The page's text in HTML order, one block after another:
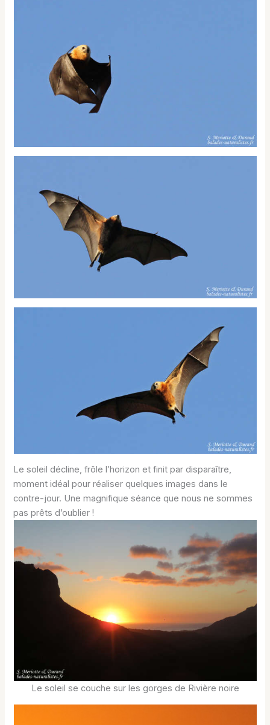
Le soleil décline, frôle l’horizon et finit par disparaître,
moment idéal pour réaliser quelques images dans le
contre-jour. Une magnifique séance que nous ne sommes
pas prêts d’oublier !
Le soleil se couche sur les gorges de Rivière noire